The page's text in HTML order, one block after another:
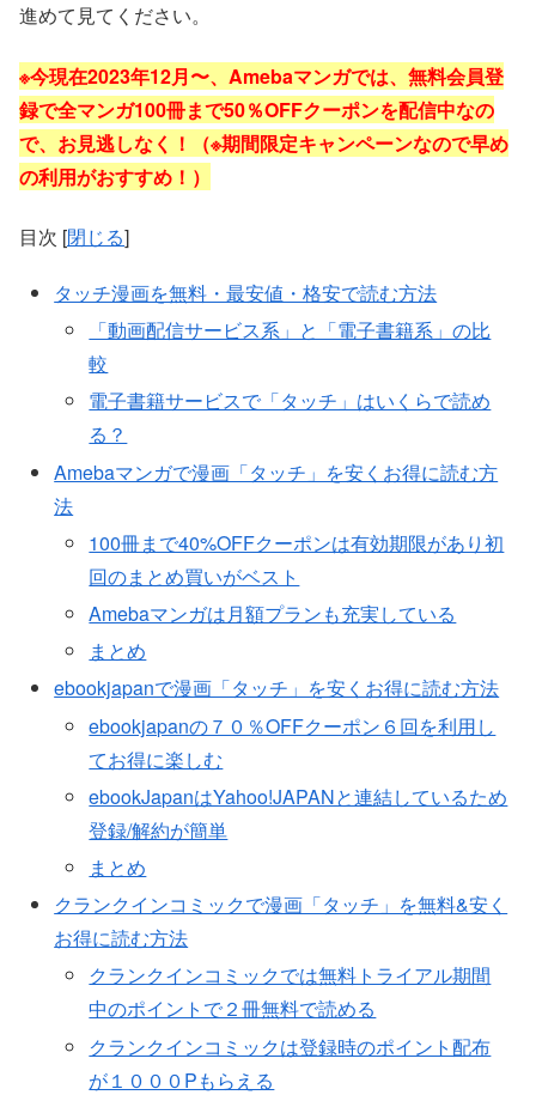
進めて見てください。
※今現在2023年12月〜、Amebaマンガでは、無料会員登
録で全マンガ100冊まで50％OFFクーポンを配信中なの
で、お見逃しなく！（※期間限定キャンペーンなので早め
の利用がおすすめ！）
目次 [閉じる]
タッチ漫画を無料・最安値・格安で読む方法
「動画配信サービス系」と「電子書籍系」の比
較
電子書籍サービスで「タッチ」はいくらで読め
る？
Amebaマンガで漫画「タッチ」を安くお得に読む方
法
100冊まで40%OFFクーポンは有効期限があり初
回のまとめ買いがベスト
Amebaマンガは月額プランも充実している
まとめ
ebookjapanで漫画「タッチ」を安くお得に読む方法
ebookjapanの７０％OFFクーポン６回を利用し
てお得に楽しむ
ebookJapanはYahoo!JAPANと連結しているため
登録/解約が簡単
まとめ
クランクインコミックで漫画「タッチ」を無料&安く
お得に読む方法
クランクインコミックでは無料トライアル期間
中のポイントで２冊無料で読める
クランクインコミックは登録時のポイント配布
が１０００Pもらえる